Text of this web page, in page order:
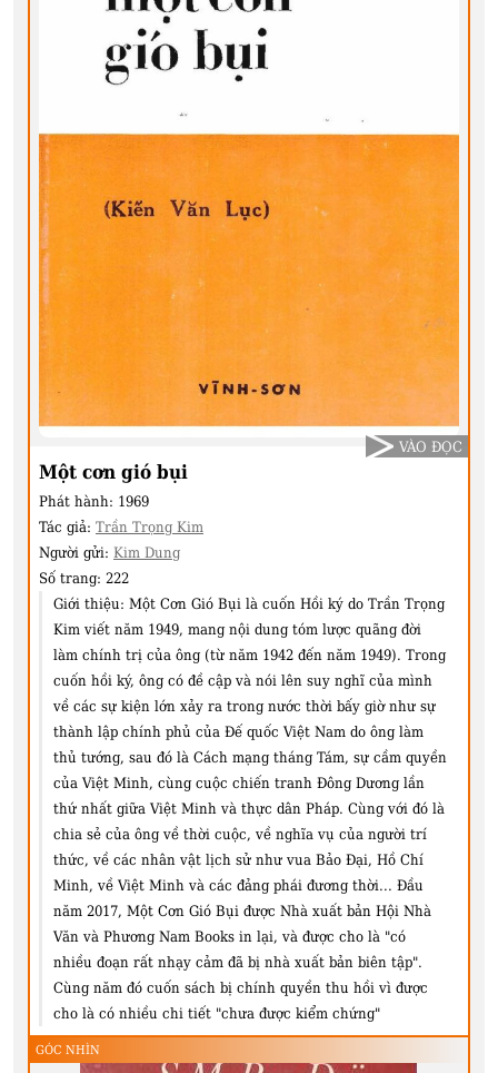
Một cơn gió bụi
Phát hành: 1969
Tác giả: Trần Trọng Kim
Người gửi: Kim Dung
Số trang: 222
Giới thiệu: Một Cơn Gió Bụi là cuốn Hồi ký do Trần Trọng
Kim viết năm 1949, mang nội dung tóm lược quãng đời
làm chính trị của ông (từ năm 1942 đến năm 1949). Trong
cuốn hồi ký, ông có đề cập và nói lên suy nghĩ của mình
về các sự kiện lớn xảy ra trong nước thời bấy giờ như sự
thành lập chính phủ của Đế quốc Việt Nam do ông làm
thủ tướng, sau đó là Cách mạng tháng Tám, sự cầm quyền
của Việt Minh, cùng cuộc chiến tranh Đông Dương lần
thứ nhất giữa Việt Minh và thực dân Pháp. Cùng với đó là
chia sẻ của ông về thời cuộc, về nghĩa vụ của người trí
thức, về các nhân vật lịch sử như vua Bảo Đại, Hồ Chí
Minh, về Việt Minh và các đảng phái đương thời... Đầu
năm 2017, Một Cơn Gió Bụi được Nhà xuất bản Hội Nhà
Văn và Phương Nam Books in lại, và được cho là "có
nhiều đoạn rất nhạy cảm đã bị nhà xuất bản biên tập".
Cùng năm đó cuốn sách bị chính quyền thu hồi vì được
cho là có nhiều chi tiết "chưa được kiểm chứng"
VÀO ĐỌC
GÓC NHÌN